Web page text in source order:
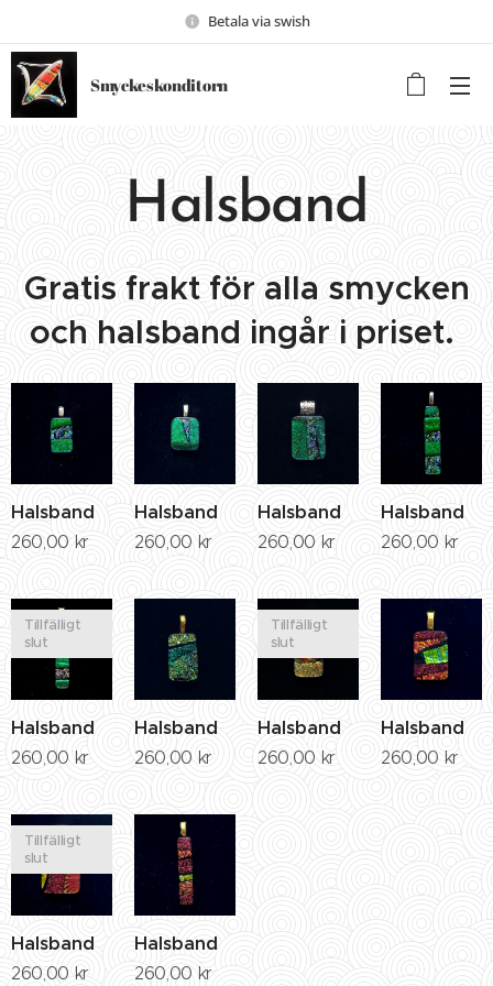
Betala via swish
Smyckeskonditorn
Halsband
Gratis frakt för alla smycken
och halsband ingår i priset.
Halsband
260,00 kr
Halsband
260,00 kr
Halsband
260,00 kr
Halsband
260,00 kr
Halsband
Tillfälligt
slut
260,00 kr
Halsband
260,00 kr
Halsband
Tillfälligt
slut
260,00 kr
Halsband
260,00 kr
Halsband
Tillfälligt
slut
260,00 kr
Halsband
260,00 kr